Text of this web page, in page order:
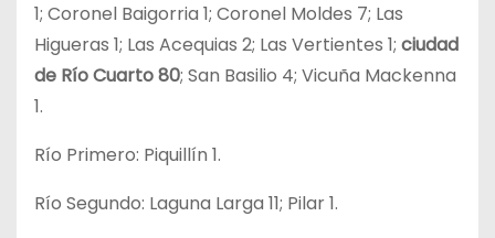
1; Coronel Baigorria 1; Coronel Moldes 7; Las
Higueras 1; Las Acequias 2; Las Vertientes 1; ciudad
de Río Cuarto 80; San Basilio 4; Vicuña Mackenna
1.
Río Primero: Piquillín 1.
Río Segundo: Laguna Larga 11; Pilar 1.